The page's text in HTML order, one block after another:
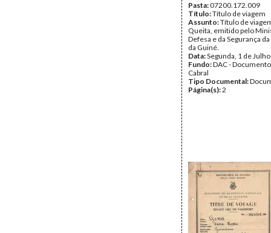
Pasta:07200.172.009
Título:Título de viagem
Assunto:Título de
Queita, emitido pelo
Defesa e da Segurança
da Guiné.
Data:Segunda, 1 de
Fundo:DAC -
Cabral
Tipo Documental:
Página(s):2